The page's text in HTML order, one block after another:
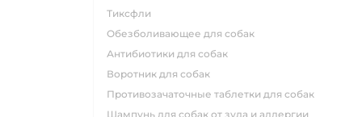
тиксфли
обезболивающее для собак
антибиотики для собак
воротник для собак
противозачаточные таблетки для собак
шампунь для собак от зуда и аллергии